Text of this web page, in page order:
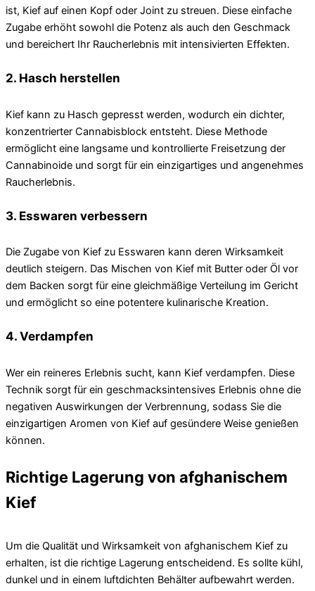
ist, Kief auf einen Kopf oder Joint zu streuen. Diese einfache
Zugabe erhöht sowohl die Potenz als auch den Geschmack
und bereichert Ihr Raucherlebnis mit intensivierten Effekten.
2. Hasch herstellen
Kief kann zu Hasch gepresst werden, wodurch ein dichter,
konzentrierter Cannabisblock entsteht. Diese Methode
ermöglicht eine langsame und kontrollierte Freisetzung der
Cannabinoide und sorgt für ein einzigartiges und angenehmes
Raucherlebnis.
3. Esswaren verbessern
Die Zugabe von Kief zu Esswaren kann deren Wirksamkeit
deutlich steigern. Das Mischen von Kief mit Butter oder Öl vor
dem Backen sorgt für eine gleichmäßige Verteilung im Gericht
und ermöglicht so eine potentere kulinarische Kreation.
4. Verdampfen
Wer ein reineres Erlebnis sucht, kann Kief verdampfen. Diese
Technik sorgt für ein geschmacksintensives Erlebnis ohne die
negativen Auswirkungen der Verbrennung, sodass Sie die
einzigartigen Aromen von Kief auf gesündere Weise genießen
können.
Richtige Lagerung von afghanischem
Kief
Um die Qualität und Wirksamkeit von afghanischem Kief zu
erhalten, ist die richtige Lagerung entscheidend. Es sollte kühl,
dunkel und in einem luftdichten Behälter aufbewahrt werden.